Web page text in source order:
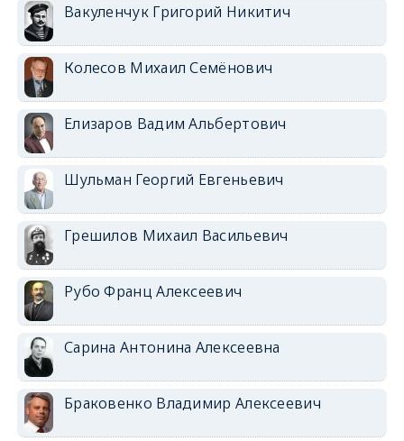
Вакуленчук Григорий Никитич
Колесов Михаил Семёнович
Елизаров Вадим Альбертович
Шульман Георгий Евгеньевич
Грешилов Михаил Васильевич
Рубо Франц Алексеевич
Сарина Антонина Алексеевна
Браковенко Владимир Алексеевич